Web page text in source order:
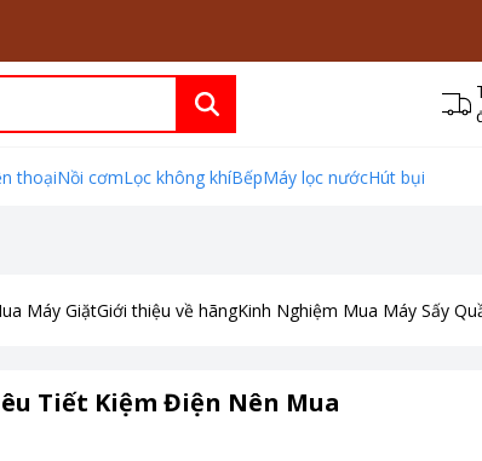
thoạiNồi cơmLọc không khíBếpMáy lọc nướcHút bụi
Máy GiặtGiới thiệu về hãngKinh Nghiệm Mua Máy Sấy
Tiết Kiệm Điện Nên Mua